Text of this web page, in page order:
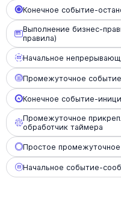
Конечное событие-
Выполнение бизнес-
правила)
Начальное
Промежуточное
Конечное событие-
Промежуточное
обработчик таймера
Простое
Начальное событие-